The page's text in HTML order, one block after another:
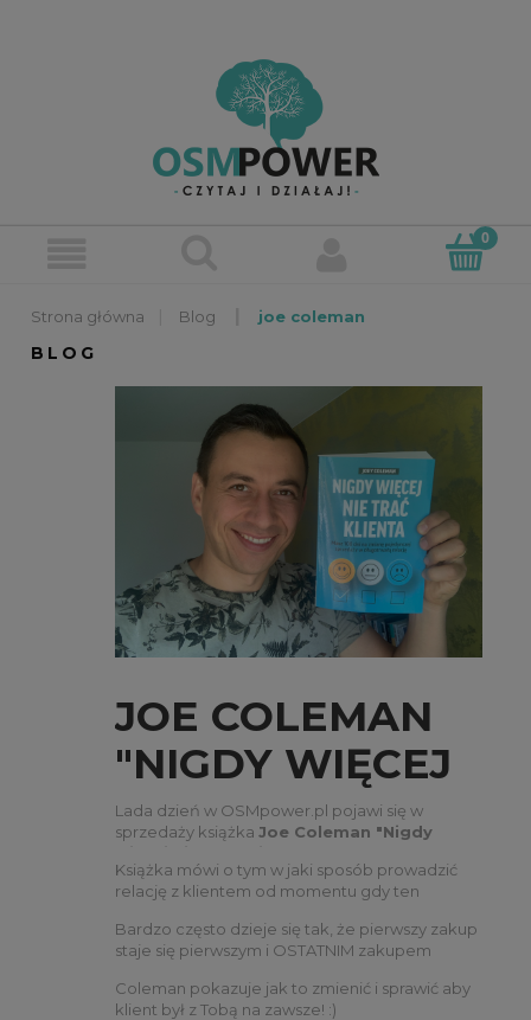
Blog joe coleman
BLOG
JOE COLEMAN
"NIGDY WIĘCEJ
NIE TRAĆ
KLIENTA"
ZAPOWIEDŹ!
Lada dzień w OSMpower.pl pojawi się w
sprzedaży książka Joe Coleman "Nigdy
Książka mówi o tym w jaki sposób prowadzić
relację z klientem od momentu gdy ten
Bardzo często dzieje się tak, że pierwszy zakup
staje się pierwszym i OSTATNIM zakupem
Coleman pokazuje jak to zmienić i sprawić aby
klient był z Tobą na zawsze! :)